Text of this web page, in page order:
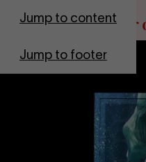
Jump to content
Jump to footer
Go to homepage